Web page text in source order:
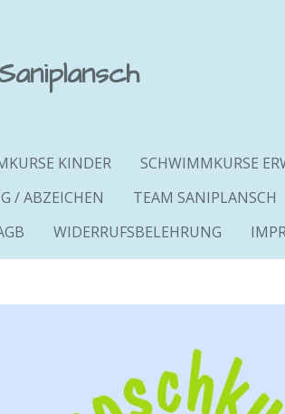
KINDER SCHWIMMKURSE
/ ABZEICHEN
TEAM SANIPLANSCH
WIDERRUFSBELEHRUNG